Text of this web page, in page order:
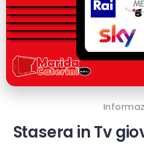
Stasera in Tv